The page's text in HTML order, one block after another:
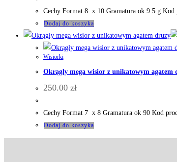
Cechy Format 8 x 10 Gramatura ok 9 5 g
Dodaj do koszyka
Wisiorki
Okrągły mega wisior z unikatowym agatem
250.00 zł
Cechy Format 7 x 8 Gramatura ok 90 Kod
Dodaj do koszyka